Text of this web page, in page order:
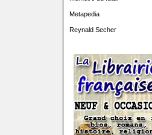
Metapedia
Reynald Secher